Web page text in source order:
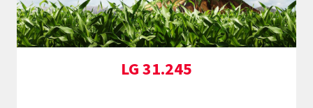
LG 31.245